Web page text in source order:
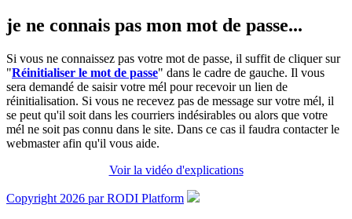
je ne connais pas mon mot de passe...
Si vous ne connaissez pas votre mot de passe, il suffit de cliquer sur
"Réinitialiser le mot de passe" dans le cadre de gauche. Il vous
sera demandé de saisir votre mél pour recevoir un lien de
réinitialisation. Si vous ne recevez pas de message sur votre mél, il
se peut qu'il soit dans les courriers indésirables ou alors que votre
mél ne soit pas connu dans le site. Dans ce cas il faudra contacter le
webmaster afin qu'il vous aide.
Voir la vidéo d'explications
Copyright 2026 par RODI Platform